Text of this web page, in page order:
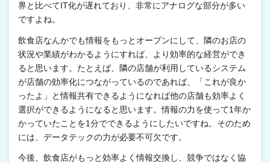
界と比べてIT化が遅れており、非常にアナログな部分が多い
ですよね。
飲食店なんかでも情報をもっとオープンにして、隣のお店の
状況や業績がわかるようにすれば、より効率的な経営ができ
ると思います。たとえば、隣の店舗が利用しているシステム
が店舗の効率化につながっているのであれば、「これが良か
ったよ」と情報共有できるようになれば他の店舗も効率よく
選択ができるようになると思います。情報の力を使って1年か
かっていたことを1分でできるようにしたいですね。そのため
には、データテックの力が必要不可欠です。
今後、飲食店がもっと効率よく情報交換し、競争ではなく協